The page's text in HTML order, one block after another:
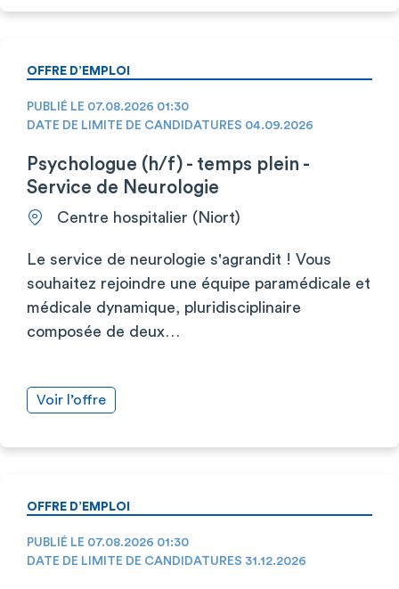
OFFRE D’EMPLOI
PUBLIÉ LE 07.08.2026 01:30
DATE DE LIMITE DE CANDIDATURES 04.09.2026
Psychologue (h/f) - temps plein -
Service de Neurologie
Centre hospitalier (Niort)
Le service de neurologie s'agrandit ! Vous
souhaitez rejoindre une équipe paramédicale et
médicale dynamique, pluridisciplinaire
composée de deux…
Voir l’offre
OFFRE D’EMPLOI
PUBLIÉ LE 07.08.2026 01:30
DATE DE LIMITE DE CANDIDATURES 31.12.2026